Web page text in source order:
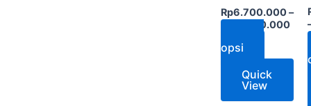
Rp6.700.000–
Rp
13.250.000
opsi
produk
Quick
View